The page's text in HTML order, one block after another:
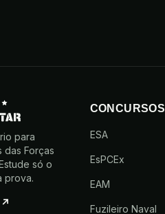
para
das Forças
só o
prova.
↗
CONCURSOS
ESA
EsPCEx
EAM
Fuzileiro Naval